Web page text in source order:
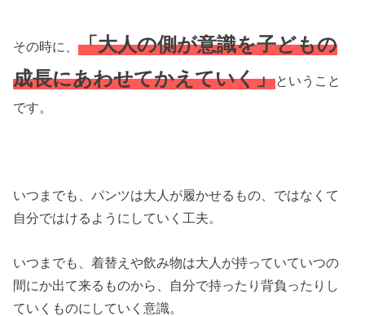
その時に、「大人の側が意識を子どもの
成長にあわせてかえていく」ということ
です。
いつまでも、パンツは大人が履かせるもの、ではなくて
自分ではけるようにしていく工夫。
いつまでも、着替えや飲み物は大人が持っていていつの
間にか出て来るものから、自分で持ったり背負ったりし
ていくものにしていく意識。